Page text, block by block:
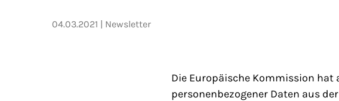
04.03.2021 Newsletter
Die Europäische Kommission hat
personenbezogener Daten aus